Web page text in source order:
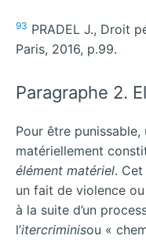
93 PRADEL J., Droit
Paris, 2016, p.99.
Paragraphe 2.
Pour être
matériellement
élément matériel.
un fait de violence
à la suite d’un
l’itercriminisou «